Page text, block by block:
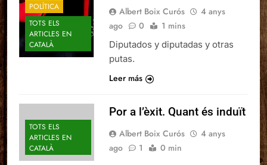
POLÍTICA
TOTS ELS
ARTICLES EN
CATALÀ
Albert Boix Curós
4 anys
ago
0 1 mins
Diputados y diputadas y otras
putas.
Leer más
TOTS ELS
ARTICLES EN
CATALÀ
Por a l’èxit. Quant és induït
Albert Boix Curós
4 anys
ago
1
0 min